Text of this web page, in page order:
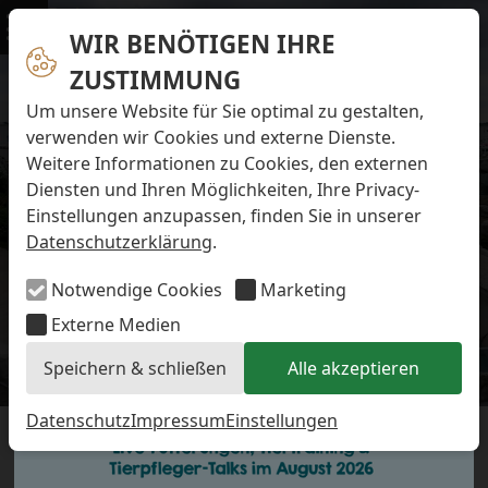
WIR BENÖTIGEN IHRE
ZUSTIMMUNG
Um unsere Website für Sie optimal zu gestalten,
verwenden wir Cookies und externe Dienste.
Weitere Informationen zu Cookies, den externen
Diensten und Ihren Möglichkeiten, Ihre Privacy-
Einstellungen anzupassen, finden Sie in unserer
Datenschutzerklärung.
Notwendige Cookies
Marketing
Externe Medien
Speichern & schließen
Alle akzeptieren
DatenschutzImpressumEinstellungen
Menü
Navigation überspringen
Preise & Infos
Öffnungs- und Fütterungszeiten
Eintrittspreise
Aktuelles
Alle Meldungen
Eisbären-Nachwuchs Anna & Elsa
Eisbären-Nachwuchs Lale & Lili
FAQ zum Tod des Schimpansen-Jungtiers
Newsletter
Bildungsletter
Barrierefreier Zoo
Hausordnung
Arbeiten im Zoo
Ausbildung zur Zootierpflegerin/zum Zootierpfleger
Freiwilliges ökologisches Jahr (FÖJ)
Mitarbeiter:in (w/m/d) auf Minijob-Basis
Patenschaften
Förderverein
Eisbären-Nachwuchs
DIE FUSSBALL-E